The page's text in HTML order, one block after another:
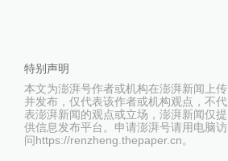
特别声明
本文为澎湃号作者或机构在澎湃新闻上传
并发布，仅代表该作者或机构观点，不代
表澎湃新闻的观点或立场，澎湃新闻仅提
供信息发布平台。申请澎湃号请用电脑访
问https://renzheng.thepaper.cn。